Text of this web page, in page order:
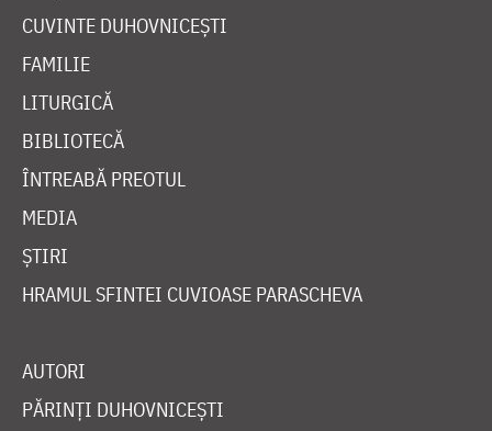
CUVINTE DUHOVNICEȘTI
FAMILIE
LITURGICĂ
BIBLIOTECĂ
ÎNTREABĂ PREOTUL
MEDIA
ȘTIRI
HRAMUL SFINTEI CUVIOASE PARASCHEVA
AUTORI
PĂRINȚI DUHOVNICEȘTI